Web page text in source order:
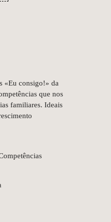
«Eu consigo!» da
que nos
familiares. Ideais